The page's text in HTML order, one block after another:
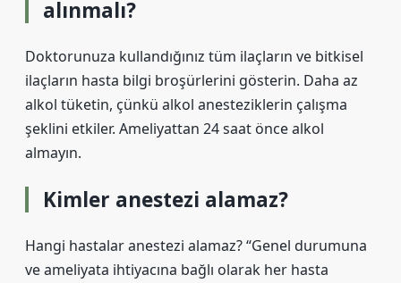
alınmalı?
Doktorunuza kullandığınız tüm ilaçların ve bitkisel
ilaçların hasta bilgi broşürlerini gösterin. Daha az
alkol tüketin, çünkü alkol anesteziklerin çalışma
şeklini etkiler. Ameliyattan 24 saat önce alkol
almayın.
Kimler anestezi alamaz?
Hangi hastalar anestezi alamaz? “Genel durumuna
ve ameliyata ihtiyacına bağlı olarak her hasta